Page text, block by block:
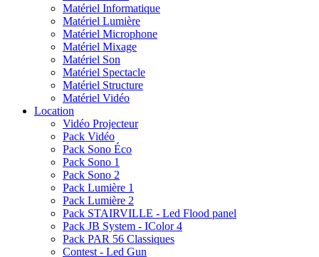
Matériel Informatique
Matériel Lumière
Matériel Microphone
Matériel Mixage
Matériel Son
Matériel Spectacle
Matériel Structure
Matériel Vidéo
Location
Vidéo Projecteur
Pack Vidéo
Pack Sono Éco
Pack Sono 1
Pack Sono 2
Pack Lumière 1
Pack Lumière 2
Pack STAIRVILLE - Led Flood panel
Pack JB System - IColor 4
Pack PAR 56 Classiques
Contest - Led Gun